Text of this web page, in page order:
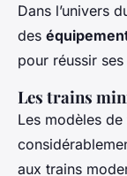
Dans l’univers
des
pour réussir
Les trains
Les modèles de
aux trains